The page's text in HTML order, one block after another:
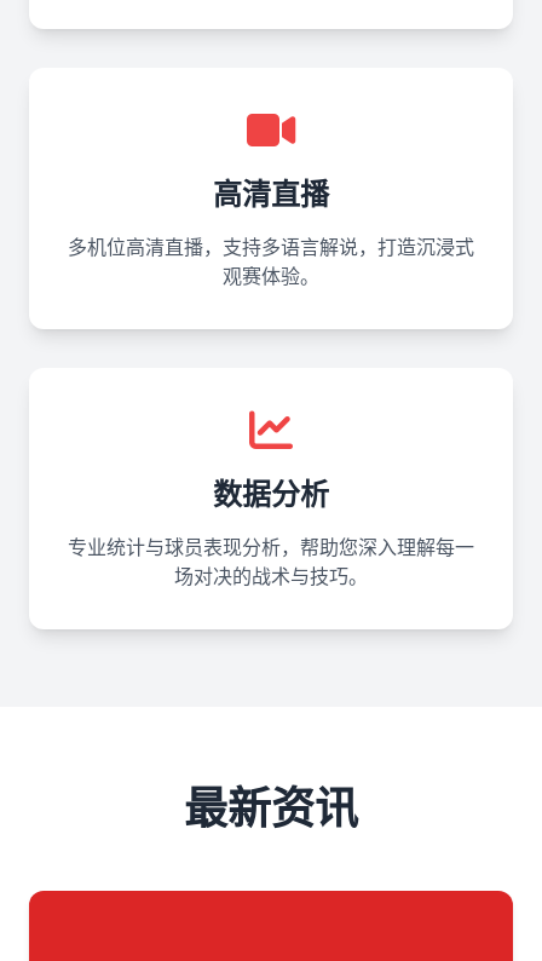
高清直播
多机位高清直播，支持多语言解说，打造沉浸式
观赛体验。
数据分析
专业统计与球员表现分析，帮助您深入理解每一
场对决的战术与技巧。
最新资讯